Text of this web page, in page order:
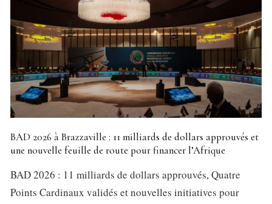
BAD 2026 à Brazzaville : 11 milliards de dollars approuvés et
une nouvelle feuille de route pour financer l’Afrique
BAD 2026 : 11 milliards de dollars approuvés, Quatre
Points Cardinaux validés et nouvelles initiatives pour